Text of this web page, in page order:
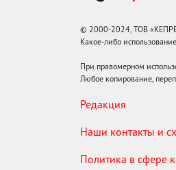
© 2000-2024, ТОВ
Какое-либо
При правомерном
Любое копирование,
Редакция
Наши контакты и
Политика в сфере